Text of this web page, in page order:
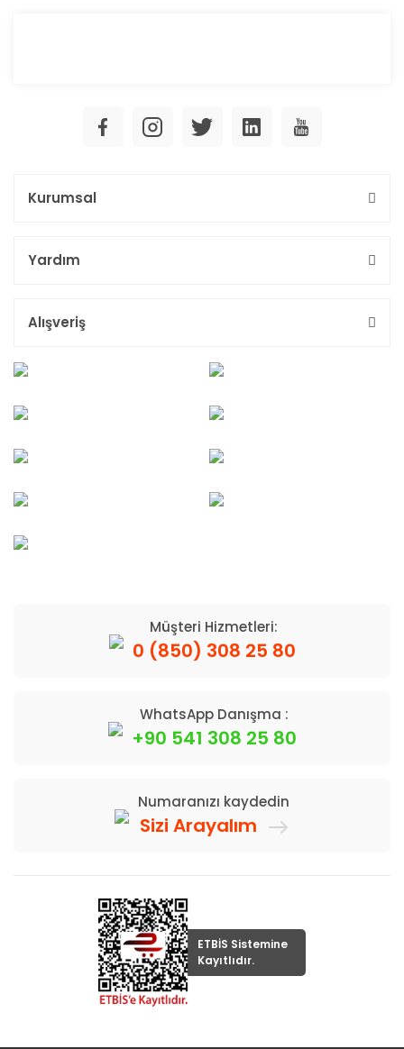
Kurumsal
Yardım
Alışveriş
Müşteri Hizmetleri:
0 (850) 308 25 80
WhatsApp Danışma :
+90 541 308 25 80
Numaranızı kaydedin
Sizi Arayalım
ETBİS Sistemine
Kayıtlıdır.